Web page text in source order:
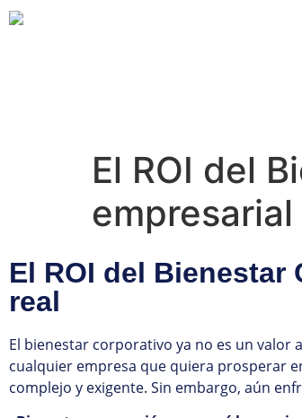
El ROI del
El ROI del
real
El bienestar corporativo ya no es un valor
cualquier empresa que quiera prosperar
complejo y exigente. Sin embargo, aún